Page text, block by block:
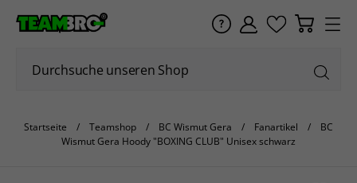
Startseite Teamshop BC Wismut Gera Fanartikel
BC
Wismut Gera Hoody "BOXING CLUB" Unisex schwarz